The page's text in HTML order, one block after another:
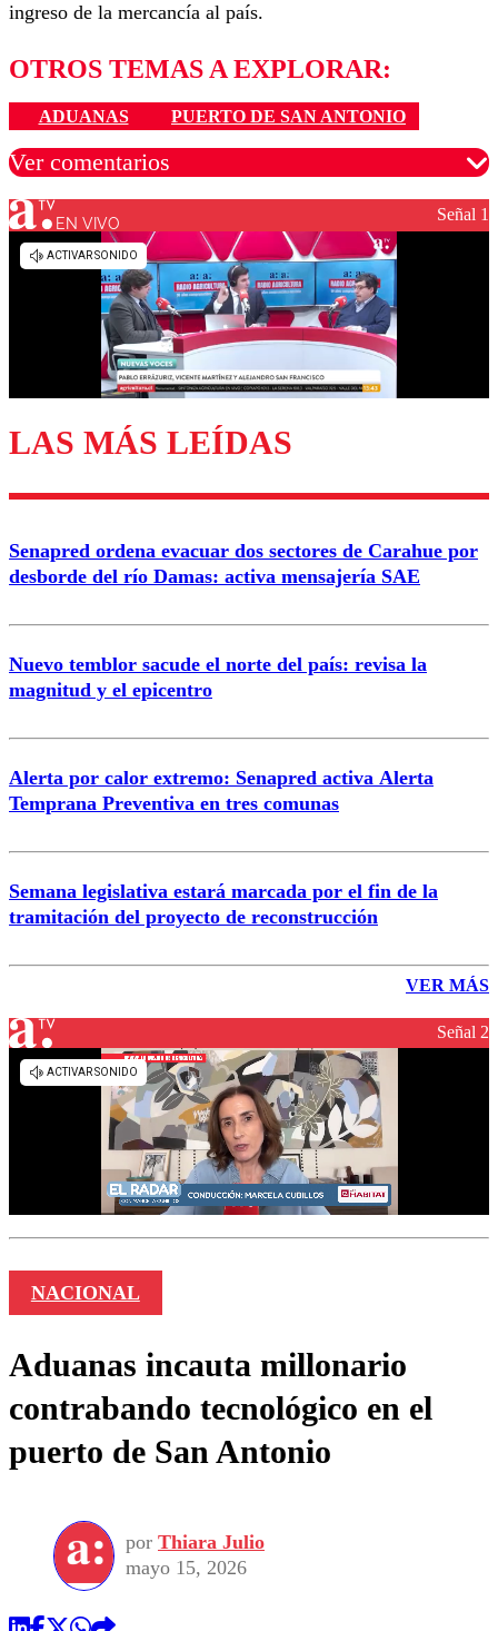
ingreso de la mercancía al país.
OTROS TEMAS A EXPLORAR:
ADUANAS PUERTO DE SAN ANTONIO
Ver comentarios
Los comentarios son moderados para garantizar un
diálogo respetuoso.
Enviar comentario
EN VIVO Señal 1
LAS MÁS LEÍDAS
Senapred ordena evacuar dos sectores de Carahue por
desborde del río Damas: activa mensajería SAE
Nuevo temblor sacude el norte del país: revisa la
magnitud y el epicentro
Alerta por calor extremo: Senapred activa Alerta
Temprana Preventiva en tres comunas
Semana legislativa estará marcada por el fin de la
tramitación del proyecto de reconstrucción
VER MÁS
Señal 2
NACIONAL
Aduanas incauta millonario
contrabando tecnológico en el
puerto de San Antonio
por Thiara Julio
mayo 15, 2026